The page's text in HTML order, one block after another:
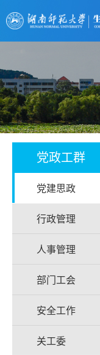
党政工群
党建思政
行政管理
人事管理
部门工会
安全工作
关工委